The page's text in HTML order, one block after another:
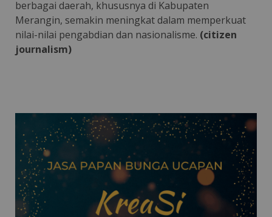
berbagai daerah, khususnya di Kabupaten
Merangin, semakin meningkat dalam memperkuat
nilai-nilai pengabdian dan nasionalisme. (citizen
journalism)